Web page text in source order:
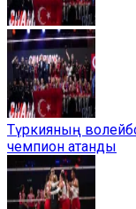
Түркияның
чемпион атанды